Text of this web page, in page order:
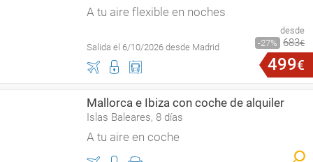
A tu aire flexible en noches
Salida el 6/10/2026 desde Madrid
desde
27
683€
499€
Mallorca e Ibiza con coche de alquiler
Islas Baleares, 8 días
A tu aire en coche